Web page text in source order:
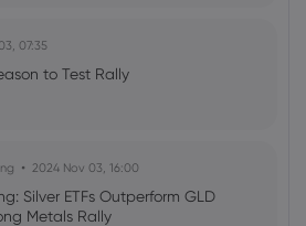
07:35
to Test Rally
2024 Nov 03, 16:00
Silver ETFs Outperform GLD
Metals Rally